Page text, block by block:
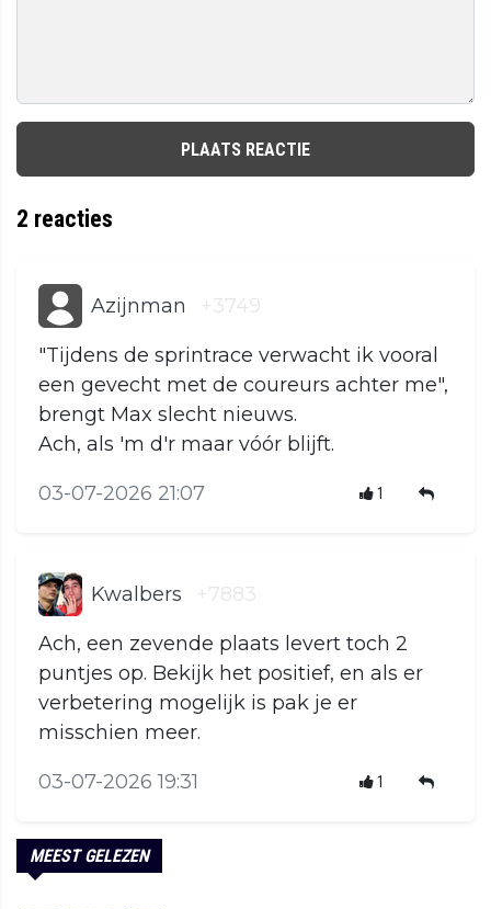
PLAATS REACTIE
2 reacties
Azijnman +3749
"Tijdens de sprintrace verwacht ik vooral
een gevecht met de coureurs achter me",
brengt Max slecht nieuws.
Ach, als 'm d'r maar vóór blijft.
03-07-2026 21:07 1
Kwalbers +7883
Ach, een zevende plaats levert toch 2
puntjes op. Bekijk het positief, en als er
verbetering mogelijk is pak je er
misschien meer.
03-07-2026 19:31 1
MEEST GELEZEN